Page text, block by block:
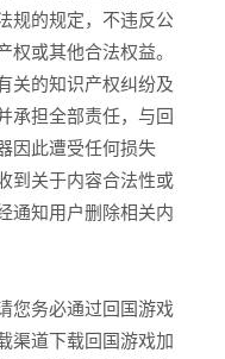
规的规定，不违反公
或其他合法权益。
关的知识产权纠纷及
承担全部责任，与回
因此遭受任何损失
到关于内容合法性或
通知用户删除相关内
您务必通过回国游戏
渠道下载回国游戏加